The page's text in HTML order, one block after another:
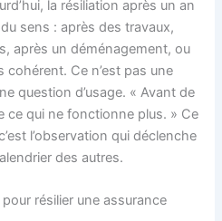
la résiliation après un an
sens : après des travaux,
après un déménagement, ou
cohérent. Ce n’est pas une
question d’usage. « Avant de
ce qui ne fonctionne plus. » Ce
l’observation qui déclenche
des autres.
résilier une assurance